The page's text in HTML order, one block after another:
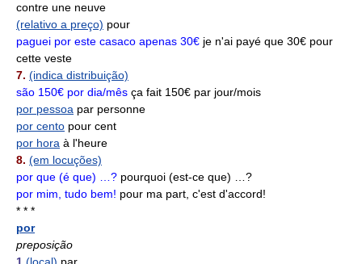
contre une neuve
(relativo a preço) pour
paguei por este casaco apenas 30€ je n'ai payé que 30€ pour
cette veste
7. (indica distribuição)
são 150€ por dia/mês ça fait 150€ par jour/mois
por pessoa par personne
por cento pour cent
por hora à l'heure
8. (em locuções)
por que (é que) …? pourquoi (est-ce que) …?
por mim, tudo bem! pour ma part, c'est d'accord!
* * *
por
preposição